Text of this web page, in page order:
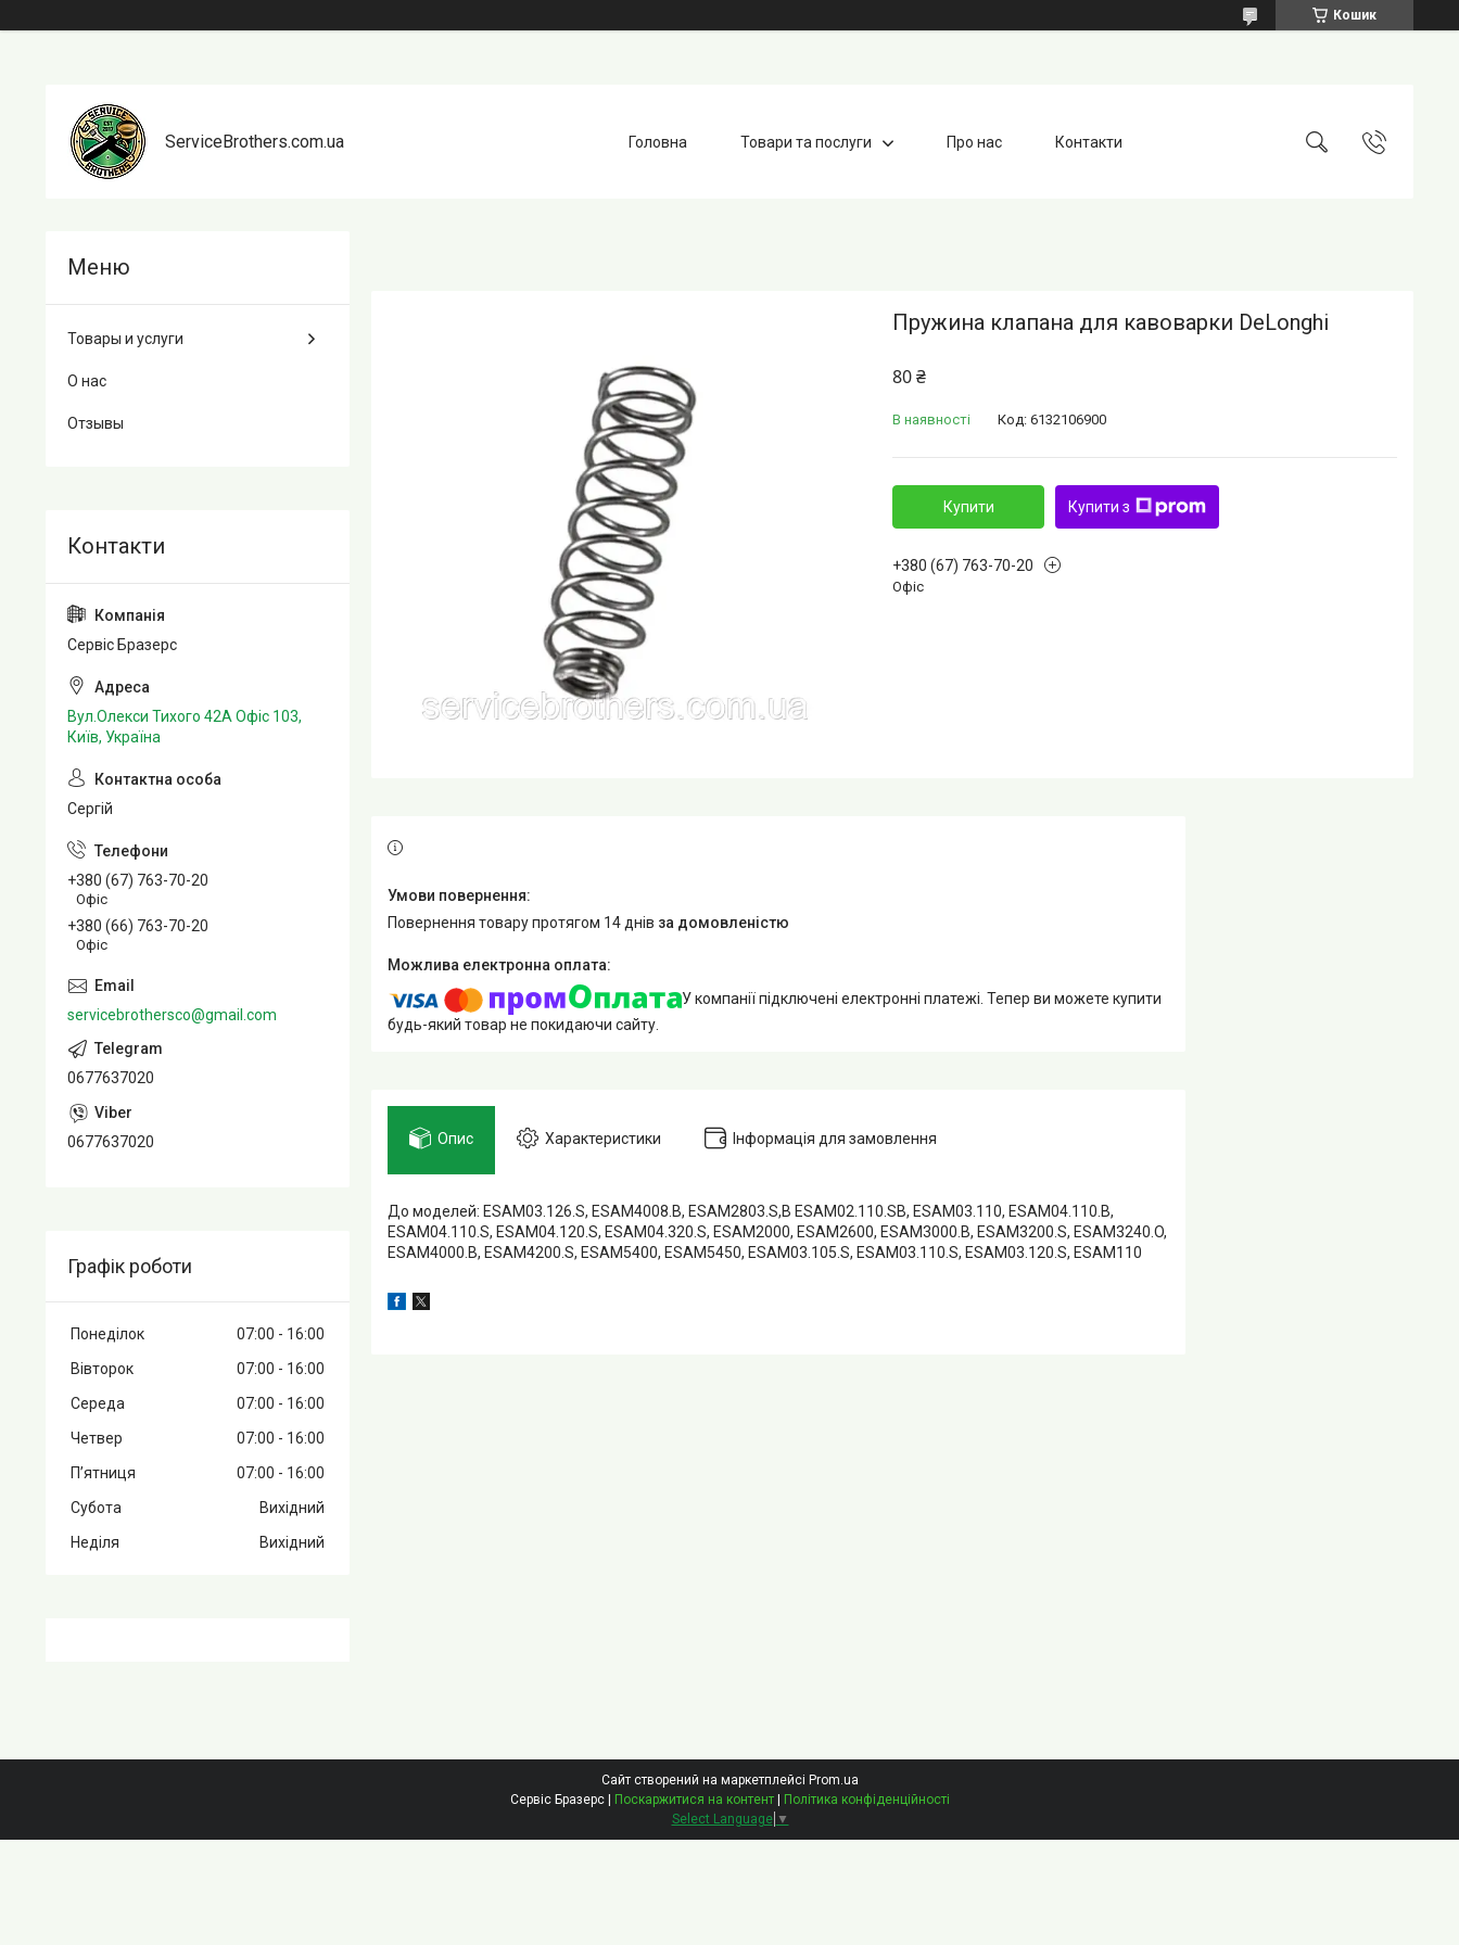
Кошик
ServiceBrothers.com.ua Головна Товари та послуги Про нас Контакти
Пружина клапана для кавоварки DeLonghi
80 ₴
В наявності Код: 6132106900
Купити Купити з
+380 (67) 763-70-20
Офіс
повернення товару протягом 14 днів за домовленістю
У компанії підключені електронні платежі. Тепер ви можете купити
будь-який товар не покидаючи сайту.
Опис Характеристики Інформація для замовлення
До моделей: ESAM03.126.S, ESAM4008.B, ESAM2803.S,B ESAM02.110.SB, ESAM03.110, ESAM04.110.B,
ESAM04.110.S, ESAM04.120.S, ESAM04.320.S, ESAM2000, ESAM2600, ESAM3000.B, ESAM3200.S, ESAM3240.O,
ESAM4000.B, ESAM4200.S, ESAM5400, ESAM5450, ESAM03.105.S, ESAM03.110.S, ESAM03.120.S, ESAM110
Товары и услуги
О нас
Отзывы
Сервіс Бразерс
Вул.Олекси Тихого 42А Офіс 103,
Київ, Україна
Сергій
+380 (67) 763-70-20
Офіс
+380 (66) 763-70-20
Офіс
servicebrothersco@gmail.com
0677637020
0677637020
Графік роботи
Понеділок 07:00
16:00
Вівторок
07:00
16:00
Середа
07:00
16:00
Четвер
07:00
16:00
Пʼятниця
07:00
16:00
Субота
Вихідний
Неділя
Вихідний
Сайт створений на маркетплейсі Prom.ua
Сервіс Бразерс | Поскаржитися на контент | Політика конфіденційності
Select Language ▼